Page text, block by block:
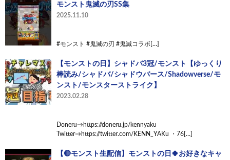
モンスト鬼滅の刃SS集
2025.11.10
#モンスト #鬼滅の刃 #鬼滅コラボ[…]
【モンストの日】シャドバ3冠/モンスト【ゆっくり
棒読み/シャドバ/シャドウバース/Shadowverse/モ
ンスト/モンスターストライク】
2023.02.28
Doneru→https://doneru.jp/kennyaku
Twitter→https://twitter.com/KENN_YAKu ・76[…]
【🔴モンスト生配信】モンストの日🍀お好きなキャ